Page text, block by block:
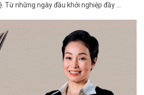
Từ những ngày đầu khởi nghiệp đầy ...